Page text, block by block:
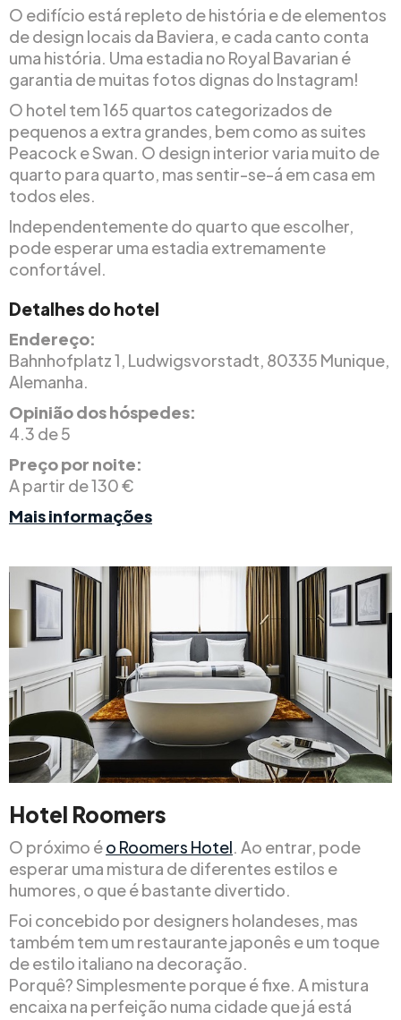
O edifício está repleto de história e de elementos
de design locais da Baviera, e cada canto conta
uma história. Uma estadia no Royal Bavarian é
garantia de muitas fotos dignas do Instagram!
O hotel tem 165 quartos categorizados de
pequenos a extra grandes, bem como as suites
Peacock e Swan. O design interior varia muito de
quarto para quarto, mas sentir-se-á em casa em
todos eles.
Independentemente do quarto que escolher,
pode esperar uma estadia extremamente
confortável.
Detalhes do hotel
Endereço:
Bahnhofplatz 1, Ludwigsvorstadt, 80335 Munique,
Alemanha.
Opinião dos hóspedes:
4.3 de 5
Preço por noite:
A partir de 130 €
Mais informações
Hotel Roomers
O próximo éo Roomers Hotel. Ao entrar, pode
esperar uma mistura de diferentes estilos e
humores, o que é bastante divertido.
Foi concebido por designers holandeses, mas
também tem um restaurante japonês e um toque
de estilo italiano na decoração.
Porquê? Simplesmente porque é fixe. A mistura
encaixa na perfeição numa cidade que já está